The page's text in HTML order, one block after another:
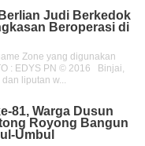
Judi Berkedok
Beroperasi di
Zone yang digunakan
: EDYS PN © 2016 Binjai,
liputan w...
81, Warga Dusun
Royong Bangun
Umbul